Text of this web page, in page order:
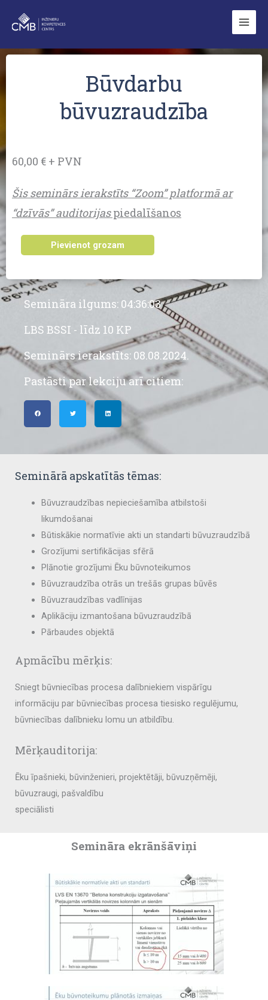
Būvdarbu
būvuzraudzība
60,00 € + PVN
Šis seminārs ierakstīts “Zoom” platformā ar
“dzīvās” auditorijaspiedalīšanos
būvuzraudzība
Pievienot grozam
Semināra ilgums: 04:36:03
LBS BSSI - līdz 10 KP
Seminārs ierakstīts: 08.08.2024.
Pastāsti par lekciju arī citiem:
Seminārā apskatītās tēmas:
Būvuzraudzības nepieciešamība atbilstoši
likumdošanai
Būtiskākie normatīvie akti un standarti būvuzraudzībā
Grozījumi sertifikācijas sfērā
Plānotie grozījumi Ēku būvnoteikumos
Būvuzraudzība otrās un trešās grupas būvēs
Būvuzraudzības vadlīnijas
Aplikāciju izmantošana būvuzraudzībā
Pārbaudes objektā
Apmācību mērķis:
Sniegt būvniecības procesa dalībniekiem vispārīgu
informāciju par būvniecības procesa tiesisko regulējumu,
būvniecības dalībnieku lomu un atbildību.
Mērķauditorija:
Ēku īpašnieki, būvinženieri, projektētāji, būvuzņēmēji,
būvuzraugi, pašvaldību
speciālisti
Semināra ekrānšāviņi